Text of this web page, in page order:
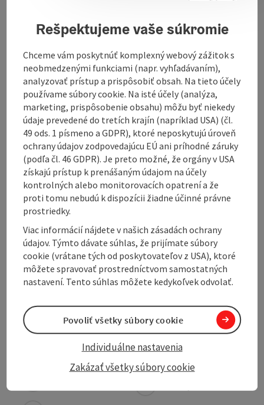
Legend Trail (yellow), 500 m, 20 min; Kuchlersteig
(blue), 600 m, 30 min; Way of the Cross (red), 935 m, 40
minBibelweg (purple), 2,300 m, 60 minCircular Trail to
the Augenbründl/Waldsee (green), 1,800 m, 40 min
The hiking map showing these routes is available at
the municipal office.
Contact
Opening hours
Arrival
Suitability
Accessibility
Rešpektujeme vaše súkromie
Chceme vám poskytnúť komplexný webový zážitok s
neobmedzenými funkciami (napr. vyhľadávaním),
analyzovať prístup a prispôsobiť obsah. Na tieto účely
používame súbory cookie. Na isté účely (analýza,
marketing, prispôsobenie obsahu) môžu byť niekedy
údaje prevedené do tretích krajín (napríklad USA) (čl.
49 ods. 1 písmeno a GDPR), ktoré neposkytujú úroveň
ochrany údajov zodpovedajúcu EÚ ani príhodné záruky
(podľa čl. 46 GDPR). Je preto možné, že orgány v USA
získajú prístup k prenášaným údajom na účely
kontrolných alebo monitorovacích opatrení a že
proti tomu nebudú k dispozícii žiadne účinné právne
prostriedky.
Viac informácií nájdete v našich zásadách ochrany
údajov. Týmto dávate súhlas, že prijímate súbory
cookie (vrátane tých od poskytovateľov z USA), ktoré
môžete spravovať prostredníctvom samostatných
nastavení. Tento súhlas môžete kedykoľvek odvolať.
Zakázať všetky súbory cookie
Individuálne nastavenia
Povoliť všetky súbory cookie